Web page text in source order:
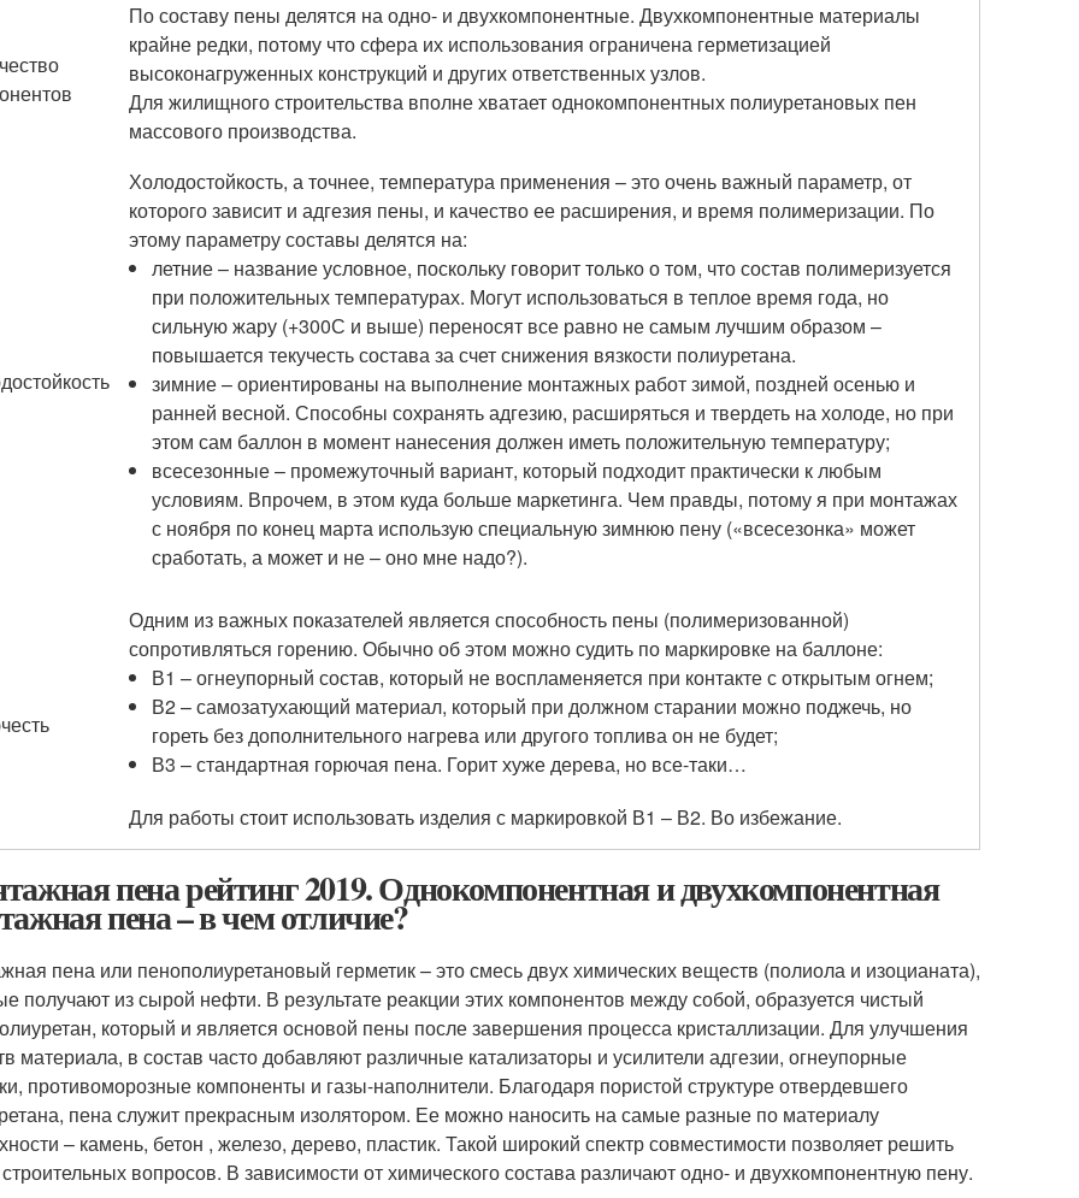
По составу пены делятся на одно- и двухкомпонентные. Двухкомпонентные материалы
крайне редки, потому что сфера их использования ограничена герметизацией
высоконагруженных конструкций и других ответственных узлов.
Для жилищного строительства вполне хватает однокомпонентных полиуретановых пен
массового производства.
Холодостойкость, а точнее, температура применения – это очень важный параметр, от
которого зависит и адгезия пены, и качество ее расширения, и время полимеризации. По
этому параметру составы делятся на:
летние – название условное, поскольку говорит только о том, что состав полимеризуется
при положительных температурах. Могут использоваться в теплое время года, но
сильную жару (+300С и выше) переносят все равно не самым лучшим образом –
повышается текучесть состава за счет снижения вязкости полиуретана.
зимние – ориентированы на выполнение монтажных работ зимой, поздней осенью и
ранней весной. Способны сохранять адгезию, расширяться и твердеть на холоде, но при
этом сам баллон в момент нанесения должен иметь положительную температуру;
всесезонные – промежуточный вариант, который подходит практически к любым
условиям. Впрочем, в этом куда больше маркетинга. Чем правды, потому я при монтажах
с ноября по конец марта использую специальную зимнюю пену («всесезонка» может
сработать, а может и не – оно мне надо?).
Одним из важных показателей является способность пены (полимеризованной)
сопротивляться горению. Обычно об этом можно судить по маркировке на баллоне:
В1 – огнеупорный состав, который не воспламеняется при контакте с открытым огнем;
В2 – самозатухающий материал, который при должном старании можно поджечь, но
гореть без дополнительного нагрева или другого топлива он не будет;
В3 – стандартная горючая пена. Горит хуже дерева, но все-таки…
Для работы стоит использовать изделия с маркировкой В1 – В2. Во избежание.
пена рейтинг 2019. Однокомпонентная и двухкомпонентная
пена – в чем отличие?
пена или пенополиуретановый герметик – это смесь двух химических веществ (полиола и изоцианата),
получают из сырой нефти. В результате реакции этих компонентов между собой, образуется чистый
который и является основой пены после завершения процесса кристаллизации. Для улучшения
материала, в состав часто добавляют различные катализаторы и усилители адгезии, огнеупорные
противоморозные компоненты и газы-наполнители. Благодаря пористой структуре отвердевшего
пена служит прекрасным изолятором. Ее можно наносить на самые разные по материалу
– камень, бетон , железо, дерево, пластик. Такой широкий спектр совместимости позволяет решить
вопросов. В зависимости от химического состава различают одно- и двухкомпонентную пену.